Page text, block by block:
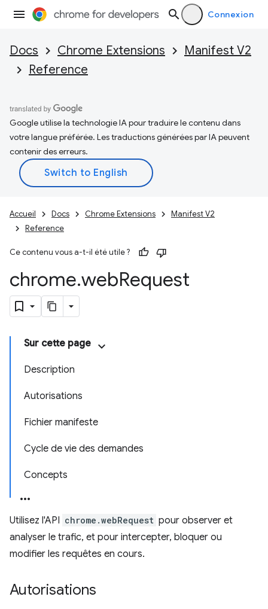
Connexion
Docs Chrome Extensions
Manifest V2
Reference
Google utilise la technologie IA pour traduire le contenu dans
votre langue préférée. Les traductions générées par IA peuvent
contenir des erreurs.
Accueil Docs Chrome Extensions
Manifest V2
Reference
Ce contenu vous a-t-il été utile ?
chrome.webRequest
Sur cette page
Description
Autorisations
Fichier manifeste
Cycle de vie des demandes
Concepts
Utilisez l'API chrome.webRequest pour observer et
analyser le trafic, et pour intercepter, bloquer ou
modifier les requêtes en cours.
Autorisations